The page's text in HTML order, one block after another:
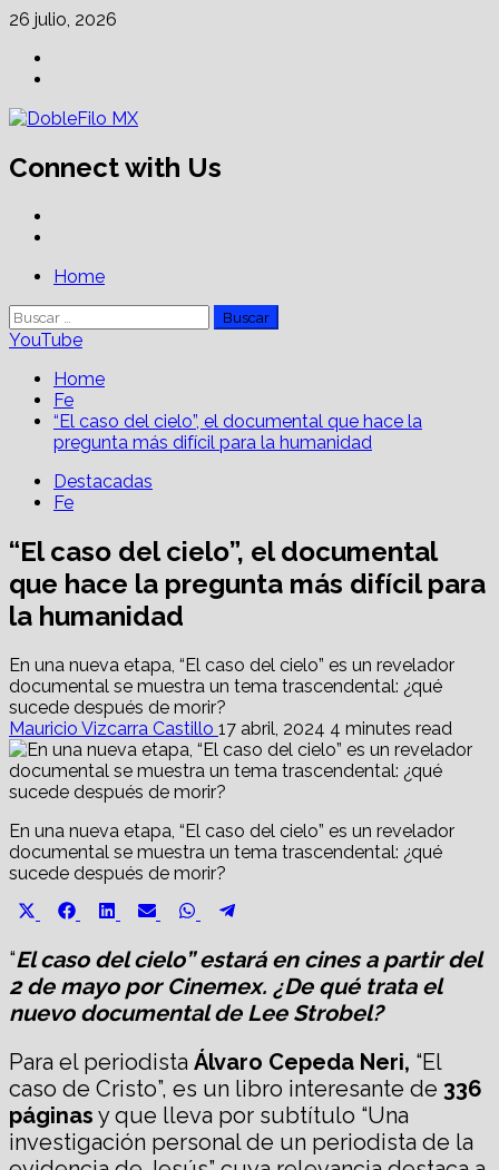
Skip
content
26 julio, 2026
Connect with Us
PrimaryHome
Buscar:
YouTube
Home
Fe
“El caso del cielo”, el documental que hace la
pregunta más difícil para la humanidad
Destacadas
Fe
“El caso del cielo”, el documental
que hace la pregunta más difícil para
la humanidad
En una nueva etapa, “El caso del cielo” es un revelador
documental se muestra un tema trascendental: ¿qué
sucede después de morir?
Mauricio Vizcarra Castillo 17 abril, 2024 4 minutes read
En una nueva etapa, “El caso del cielo” es un revelador
documental se muestra un tema trascendental: ¿qué
sucede después de morir?
Share
Share
Facebook
Share
LinkedIn
Share
Email
Share
WhatsApp
“El caso del cielo” estará en cines a partir del
2 de mayo por Cinemex. ¿De qué trata el
nuevo documental de Lee Strobel?
Para el periodista Álvaro Cepeda Neri, “El
caso de Cristo”, es un libro interesante de 336
páginas y que lleva por subtítulo “Una
investigación personal de un periodista de la